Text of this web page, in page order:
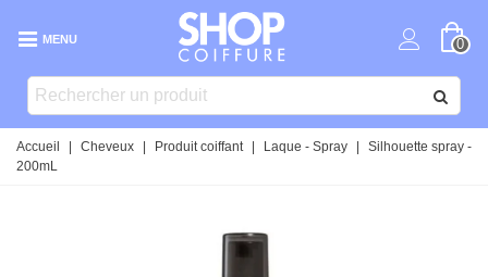
MENU 0
Accueil Cheveux Produit coiffant Laque - Spray
Silhouette spray -
200mL